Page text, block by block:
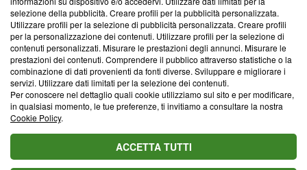
Redazione
Informativa Privacy
Cookie Policy
Blasting SA, IDI CHE-247.845.224, Via Carlo Frasca, 3 - 6900
Lugano (Svizzera) Tel:+39 0690258937
© 2026 Blasting News
selezione della pubblicità. Creare profili per la pubblicità personalizzata.
Utilizzare profili per la selezione di pubblicità personalizzata. Creare profili
per la personalizzazione dei contenuti. Utilizzare profili per la selezione di
contenuti personalizzati. Misurare le prestazioni degli annunci. Misurare le
prestazioni dei contenuti. Comprendere il pubblico attraverso statistiche o la
combinazione di dati provenienti da fonti diverse. Sviluppare e migliorare i
servizi. Utilizzare dati limitati per la selezione dei contenuti.
Per conoscere nel dettaglio quali cookie utilizziamo sul sito e per modificare,
in qualsiasi momento, le tue preferenze, ti invitiamo a consultare la nostra
Cookie Policy.
ACCETTA TUTTI